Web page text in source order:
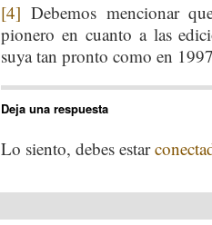
[4] Debemos mencionar
pionero en cuanto a las
suya tan pronto como en
Deja una respuesta
Lo siento, debes estar